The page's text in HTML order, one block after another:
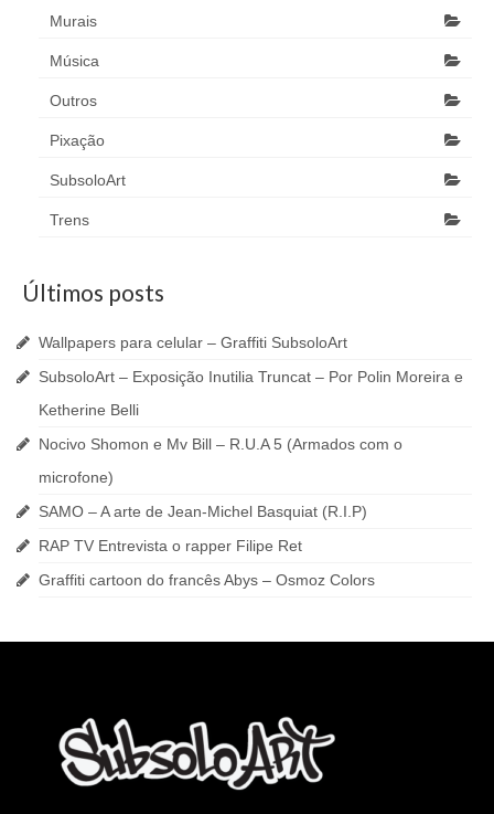
Murais
Música
Outros
Pixação
SubsoloArt
Trens
Últimos posts
Wallpapers para celular – Graffiti SubsoloArt
SubsoloArt – Exposição Inutilia Truncat – Por Polin Moreira e
Ketherine Belli
Nocivo Shomon e Mv Bill – R.U.A 5 (Armados com o
microfone)
SAMO – A arte de Jean-Michel Basquiat (R.I.P)
RAP TV Entrevista o rapper Filipe Ret
Graffiti cartoon do francês Abys – Osmoz Colors